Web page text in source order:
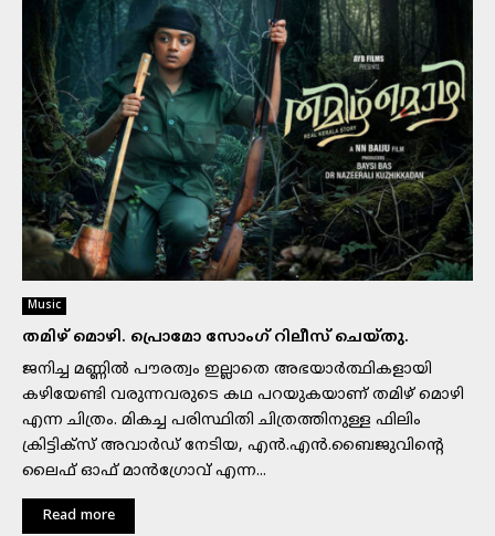
Music
തമിഴ് മൊഴി. പ്രൊമോ സോംഗ് റിലീസ് ചെയ്തു.
ജനിച്ച മണ്ണിൽ പൗരത്വം ഇല്ലാതെ അഭയാർത്ഥികളായി
കഴിയേണ്ടി വരുന്നവരുടെ കഥ പറയുകയാണ് തമിഴ് മൊഴി
എന്ന ചിത്രം. മികച്ച പരിസ്ഥിതി ചിത്രത്തിനുള്ള ഫിലിം
ക്രിട്ടിക്സ് അവാർഡ് നേടിയ, എൻ.എൻ.ബൈജുവിന്റെ
ലൈഫ് ഓഫ് മാൻഗ്രോവ് എന്ന...
Read more